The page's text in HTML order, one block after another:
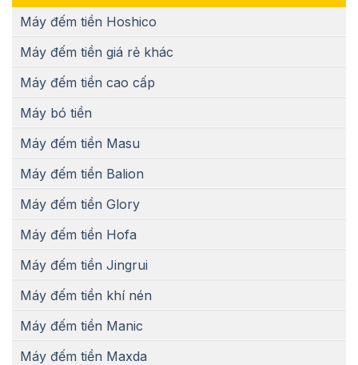
Máy đếm tiền Hoshico
Máy đếm tiền giá rẻ khác
Máy đếm tiền cao cấp
Máy bó tiền
Máy đếm tiền Masu
Máy đếm tiền Balion
Máy đếm tiền Glory
Máy đếm tiền Hofa
Máy đếm tiền Jingrui
Máy đếm tiền khí nén
Máy đếm tiền Manic
Máy đếm tiền Maxda